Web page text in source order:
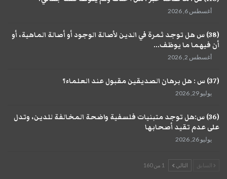
أغسطس 6, 2026
(38) س هل توجد ثمرة في الدين لأصالة الوجود أو أصالة الماهية، أو
أن فيهما ما يوظف...
أغسطس 2, 2026
(37) س : هل برهان الصديقين مقبول عند العلماء؟
يوليو 29, 2026
(36) س:هل توجد متبنيات فلسفية واضحة المخالفة للدين، وتدل
على عدم تقيد أصحابها
يوليو 26, 2026
السابق التالي 1 من 160